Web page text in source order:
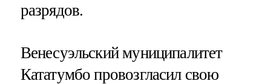
разрядов.
Венесуэльский муниципалитет
Кататумбо провозгласил свою